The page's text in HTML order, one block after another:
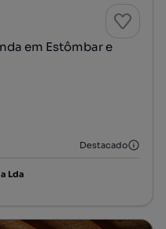
em Estômbar e
Destacado
Lda